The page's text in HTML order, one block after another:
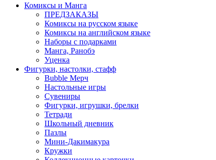
Комиксы и Манга
ПРЕДЗАКАЗЫ
Комиксы на русском языке
Комиксы на английском языке
Наборы с подарками
Манга, Ранобэ
Уценка
Фигурки, настолки, стафф
Bubble Мерч
Настольные игры
Сувениры
Фигурки, игрушки, брелки
Тетради
Школьный дневник
Пазлы
Мини-Дакимакура
Кружки